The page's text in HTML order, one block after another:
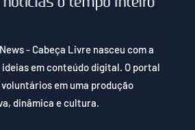
- Cabeça Livre nasceu com a
em conteúdo digital. O portal
em uma produção
dinâmica e cultura.